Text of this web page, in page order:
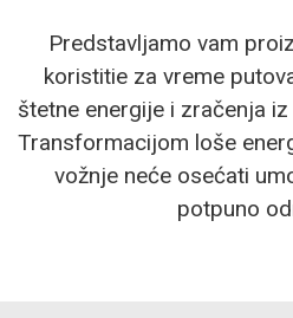
Predstavljamo vam
koristitie za vreme
štetne energije i zračenja
Transformacijom loše
vožnje neće osećati
potpuno